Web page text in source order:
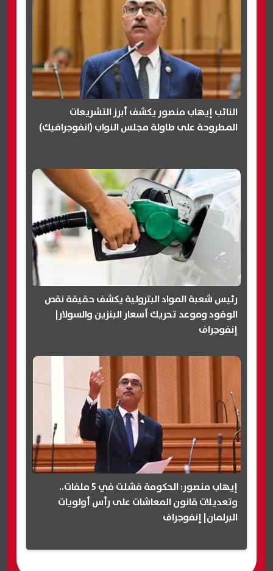
النائب إيهاب منصور يكشف أبرز التشريعات
المطروحة على طاولة مجلس النواب (انفوجرافيك)
رئيس شعبة المواد البترولية يكشف حقيقة نقص
الوقود وموعد تحريك أسعار البنزين والسولار|
إنفوجراف
إيهاب منصور: الحكومة فشلت في 5 ملفات..
وتعديلات قانون المعاشات على رأس أولويات
البرلمان| إنفوجراف